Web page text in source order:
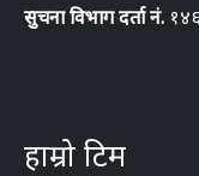
सुचना विभाग दर्ता नं.
हाम्रो टिम